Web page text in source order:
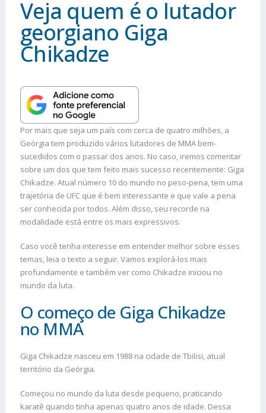
Veja quem é o lutador
georgiano Giga
Chikadze
Por mais que seja um país com cerca de quatro milhões, a
Geórgia tem produzido vários lutadores de MMA bem-
sucedidos com o passar dos anos. No caso, iremos comentar
sobre um dos que tem feito mais sucesso recentemente: Giga
Chikadze. Atual número 10 do mundo no peso-pena, tem uma
trajetória de UFC que é bem interessante e que vale a pena
ser conhecida por todos. Além disso, seu recorde na
modalidade está entre os mais expressivos.
Caso você tenha interesse em entender melhor sobre esses
temas, leia o texto a seguir. Vamos explorá-los mais
profundamente e também ver como Chikadze iniciou no
mundo da luta.
O começo de Giga Chikadze
no MMA
Giga Chikadze nasceu em 1988 na cidade de Tbilisi, atual
território da Geórgia.
Começou no mundo da luta desde pequeno, praticando
karatê quando tinha apenas quatro anos de idade. Dessa